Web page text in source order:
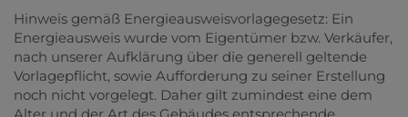
Hinweis gemäß Energieausweisvorlagegesetz: Ein
Energieausweis wurde vom Eigentümer bzw. Verkäufer,
nach unserer Aufklärung über die generell geltende
Vorlagepflicht, sowie Aufforderung zu seiner Erstellung
noch nicht vorgelegt. Daher gilt zumindest eine dem